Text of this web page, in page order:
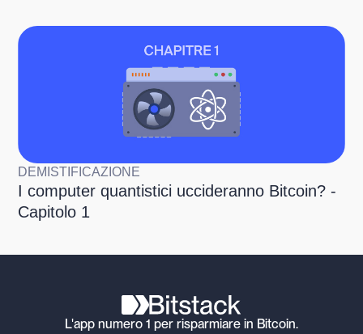
DEMISTIFICAZIONE
I computer quantistici uccideranno Bitcoin? -
Capitolo 1
L'app numero 1 per risparmiare in Bitcoin.